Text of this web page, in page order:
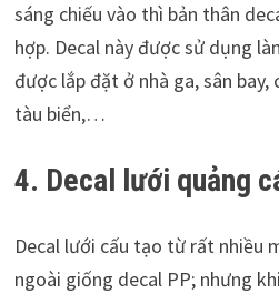
sáng chiếu vào thì bản thân
hợp. Decal này được sử dụng
được lắp đặt ở nhà ga, sân
tàu biển,…
4. Decal lưới quảng
Decal lưới cấu tạo từ rất nhiều
ngoài giống decal PP; nhưng